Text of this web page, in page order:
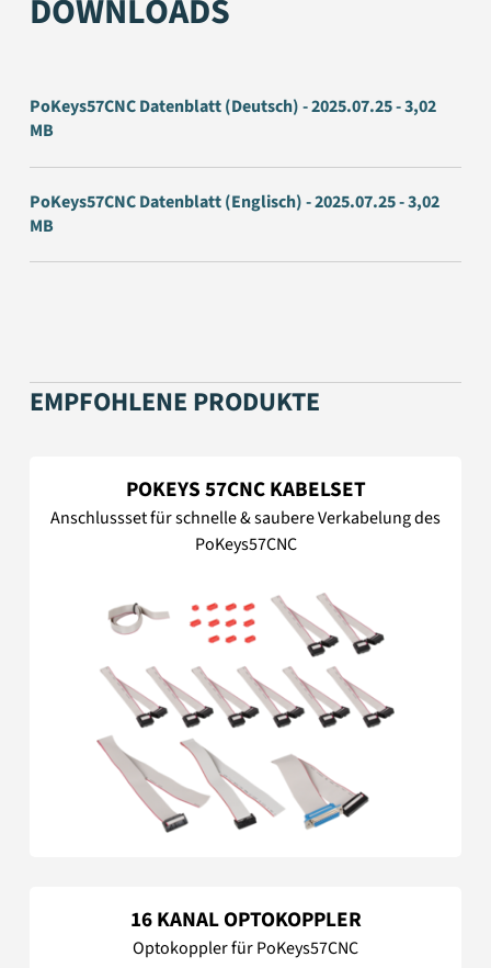
DOWNLOADS
PoKeys57CNC Datenblatt (Deutsch) - 2025.07.25 - 3,02
MB
PoKeys57CNC Datenblatt (Englisch) - 2025.07.25 - 3,02
MB
EMPFOHLENE PRODUKTE
POKEYS 57CNC KABELSET
Anschlussset für schnelle & saubere Verkabelung des
PoKeys57CNC
16 KANAL OPTOKOPPLER
Optokoppler für PoKeys57CNC